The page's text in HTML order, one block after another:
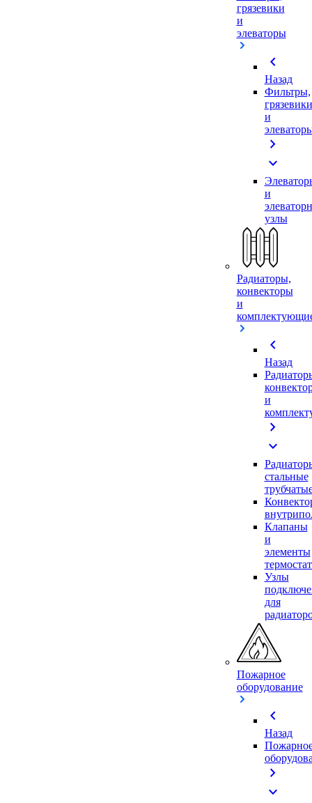
грязевики
и
элеваторы
chevron_left
Назад
Фильтры,
грязевики
и
chevron_right
expand_more
и
узлы
Радиаторы,
конвекторы
и
chevron_left
Назад
и
chevron_right
expand_more
стальные
Клапаны
и
элементы
Узлы
для
Пожарное
оборудование
chevron_left
Назад
chevron_right
expand_more